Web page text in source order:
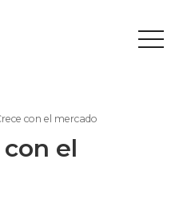
con el mercado
el